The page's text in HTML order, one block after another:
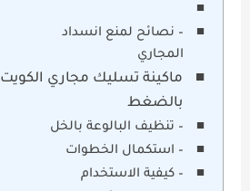
– نصائح لمنع انسداد
المجاري
ماكينة تسليك مجاري الكويت
بالضغط
– تنظيف البالوعة بالخل
– استكمال الخطوات
– كيفية الاستخدام